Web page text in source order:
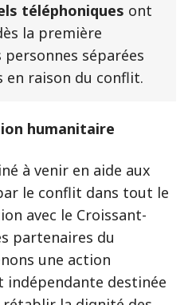
téléphoniques ont
la première
séparées
en raison du conflit.
humanitaire
à venir en aide aux
le conflit dans tout le
avec le Croissant-
partenaires du
une action
destinée